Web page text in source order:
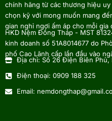
chính hãng từ các thương hiệu
chọn kỹ với mong muốn mang
gian nghỉ ngơi ấm áp cho mỗi gia
HKD Nệm Đồng Tháp - MST
kinh doanh số 51A8014677 do
phố Cao Lãnh cấp lần đầu vào
Địa chỉ: Số 26 Điện Biên
Điện thoại: 0909 188 325
Email: